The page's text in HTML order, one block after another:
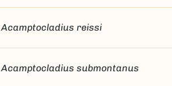
Acamptocladius reissi
Acamptocladius submontanus